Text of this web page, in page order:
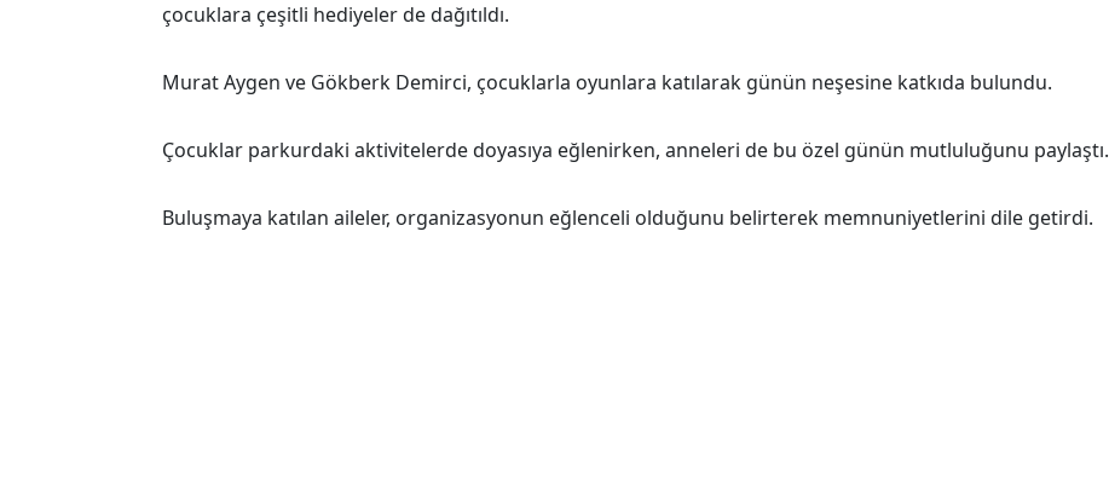
çocuklara çeşitli hediyeler de dağıtıldı.
Murat Aygen ve Gökberk Demirci, çocuklarla oyunlara katılarak günün neşesine katkıda bulundu.
Çocuklar parkurdaki aktivitelerde doyasıya eğlenirken, anneleri de bu özel günün mutluluğunu paylaştı.
Buluşmaya katılan aileler, organizasyonun eğlenceli olduğunu belirterek memnuniyetlerini dile getirdi.